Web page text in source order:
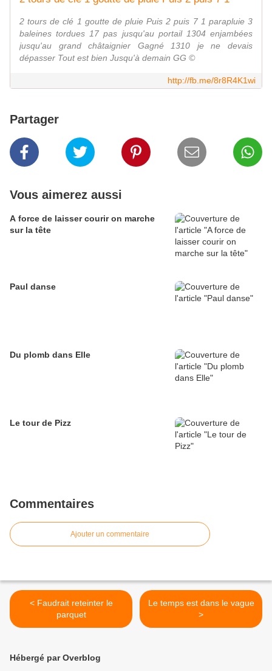
2 tours de clé 1 goutte de pluie Puis 2 puis 7 1 parapluie 3
baleines tordues 17 pas jusqu'au portail 1304 enjambées
jusqu'au grand châtaignier Gagné 1310 je ne devais
dépasser Tout est bien Jusqu'à demain GG ©
http://fb.me/8r8R4K1wi
Partager
Vous aimerez aussi
A force de laisser courir on marche
sur la tête
Paul danse
Du plomb dans Elle
Le tour de Pizz
Commentaires
Ajouter un commentaire
< Faudrait reteinter le
parquet
Le temps est dans le vague
>
Hébergé par Overblog